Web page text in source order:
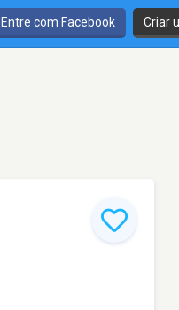
Entre com Facebook Criar